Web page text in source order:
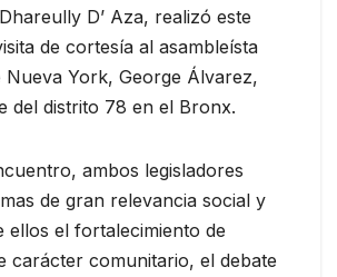
D’ Aza, realizó este
de cortesía al asambleísta
Nueva York, George Álvarez,
del distrito 78 en el Bronx.
ambos legisladores
de gran relevancia social y
ellos el fortalecimiento de
carácter comunitario, el debate